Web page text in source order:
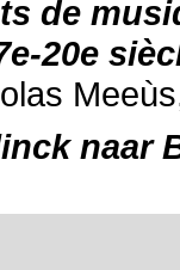
de
20e
naar